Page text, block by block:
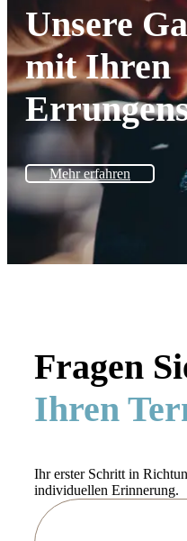
Unsere
mit Ihren
Mehr erfahren
Fragen
Ihren
Ihr erster Schritt in
individuellen Erinnerung.